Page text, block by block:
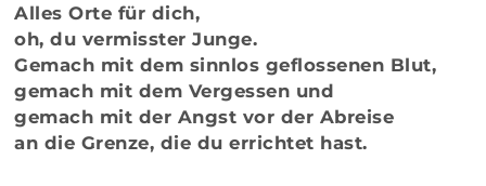
Alles Orte für dich,
oh, du vermisster Junge.
Gemach mit dem sinnlos geflossenen Blut,
gemach mit dem Vergessen und
gemach mit der Angst vor der Abreise
an die Grenze, die du errichtet hast.